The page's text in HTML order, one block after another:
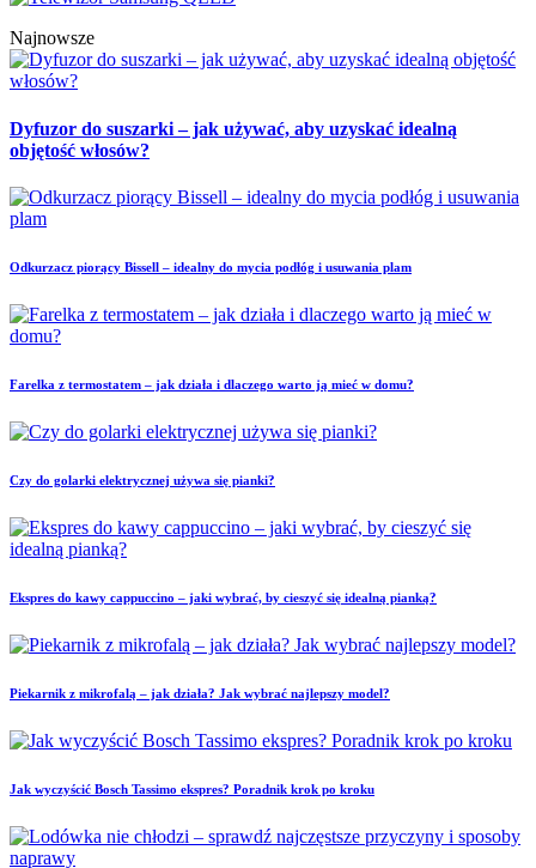
Najnowsze
Dyfuzor do suszarki – jak używać, aby uzyskać idealną
objętość włosów?
Odkurzacz piorący Bissell – idealny do mycia podłóg i usuwania plam
Farelka z termostatem – jak działa i dlaczego warto ją mieć w domu?
Czy do golarki elektrycznej używa się pianki?
Ekspres do kawy cappuccino – jaki wybrać, by cieszyć się idealną pianką?
Piekarnik z mikrofalą – jak działa? Jak wybrać najlepszy model?
Jak wyczyścić Bosch Tassimo ekspres? Poradnik krok po kroku